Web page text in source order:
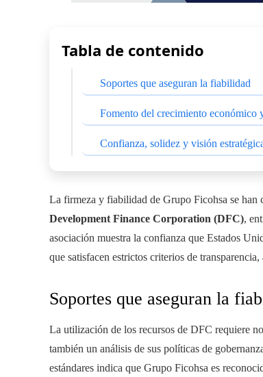
Tabla de contenido
Soportes que aseguran la fiabilidad
Fomento del crecimiento económico
Confianza, solidez y visión
La firmeza y fiabilidad de Grupo Ficohsa se han
Development Finance Corporation (DFC),
asociación muestra la confianza que Estados
que satisfacen estrictos criterios de
Soportes que aseguran la
La utilización de los recursos de DFC requiere
también un análisis de sus políticas de
estándares indica que Grupo Ficohsa es